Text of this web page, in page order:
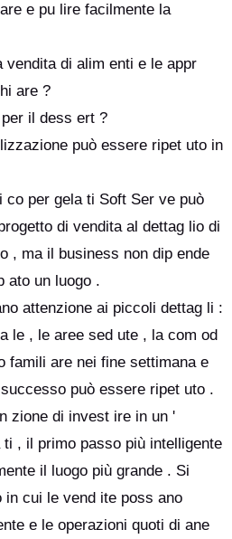
e pu lire facilmente la
vendita di alim enti e le appr
are ?
il dess ert ?
può essere ripet uto in
co per gela ti Soft Ser ve può
di vendita al dettag lio di
, ma il business non dip ende
ato un luogo .
attenzione ai piccoli dettag li :
le , le aree sed ute , la com od
famili are nei fine settimana e
può essere ripet uto .
zione di invest ire in un '
, il primo passo più intelligente
il luogo più grande . Si
cui le vend ite poss ano
e le operazioni quoti di ane